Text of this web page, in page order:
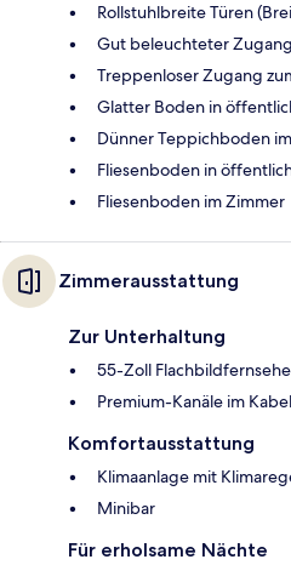
Rollstuhlbreite Türen
Gut beleuchteter
Treppenloser Zugang
Glatter Boden in
Dünner Teppichboden
Fliesenboden in
Fliesenboden im Zimmer
Zimmerausstattung
Zur Unterhaltung
55-Zoll
Premium-Kanäle im
Komfortausstattung
Klimaanlage mit
Minibar
Für erholsame Nächte